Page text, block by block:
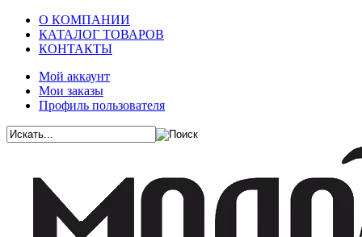
О КОМПАНИИ
КАТАЛОГ ТОВАРОВ
КОНТАКТЫ
Мой аккаунт
Мои заказы
Профиль пользователя